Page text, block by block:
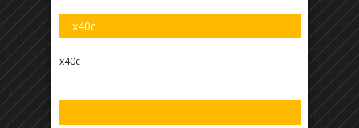
x40c
x40c